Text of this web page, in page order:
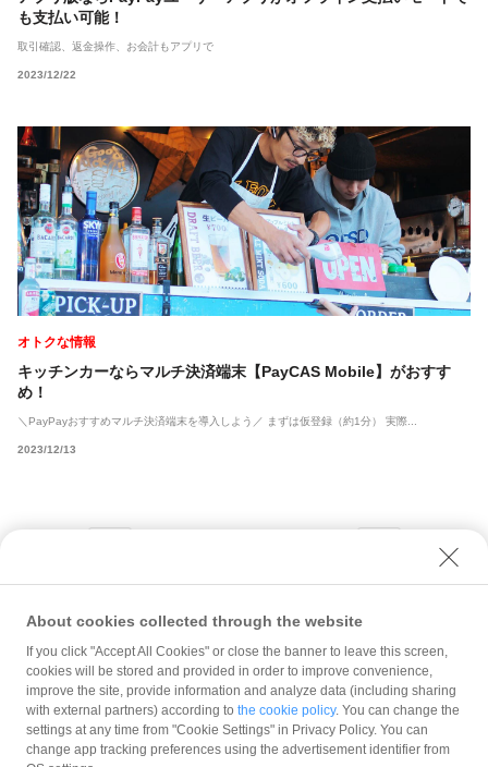
も支払い可能！
取引確認、返金操作、お会計もアプリで
2023/12/22
オトクな情報
キッチンカーならマルチ決済端末【PayCAS Mobile】がおすす
め！
＼PayPayおすすめマルチ決済端末を導入しよう／ まずは仮登録（約1分） 実際...
2023/12/13
規約
ガイドライン
About cookies collected through the website
If you click "Accept All Cookies" or close the banner to leave this screen,
cookies will be stored and provided in order to improve convenience,
improve the site, provide information and analyze data (including sharing
with external partners) according to the cookie policy. You can change the
settings at any time from "Cookie Settings" in Privacy Policy. You can
change app tracking preferences using the advertisement identifier from